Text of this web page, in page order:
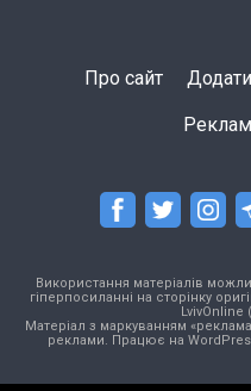
Про сайт
Використання матеріалів
гіперпосиланні на сторінку
LvivOnline
Матеріал з маркуванням
реклами. Працює на